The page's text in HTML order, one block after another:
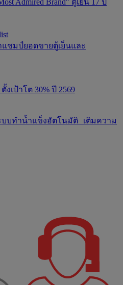
ชมป์ยอดขายตู้เย็นและ
เป้าโต 30% ปี 2569
บทำน้ำแข็งอัตโนมัติ เติมความ